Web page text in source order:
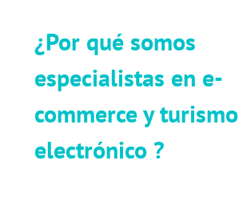
¿Por qué somos
especialistas en e-
commerce y turismo
electrónico ?